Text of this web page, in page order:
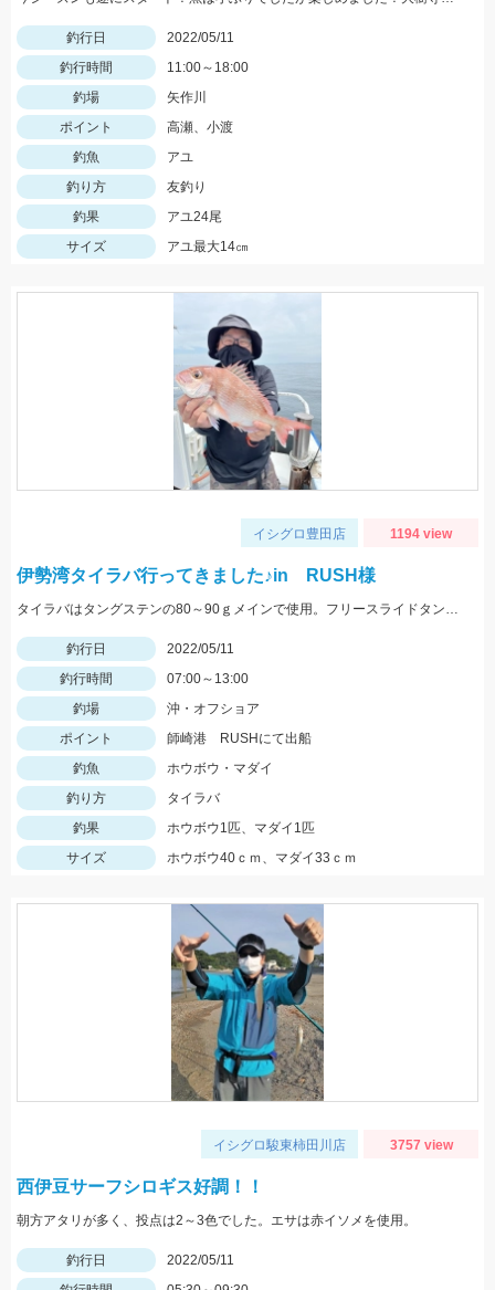
釣行日
2022/05/11
釣行時間
11:00～18:00
釣場
矢作川
ポイント
高瀬、小渡
釣魚
アユ
釣り方
友釣り
釣果
アユ24尾
サイズ
アユ最大14㎝
イシグロ豊田店 1194 view
伊勢湾タイラバ行ってきました♪in RUSH様
タイラバはタングステンの80～90ｇメインで使用。フリースライドタングステンの反応◎ボトムを丁寧に探ることがキモでした。
釣行日
2022/05/11
釣行時間
07:00～13:00
釣場
沖・オフショア
ポイント
師崎港 RUSHにて出船
釣魚
ホウボウ・マダイ
釣り方
タイラバ
釣果
ホウボウ1匹、マダイ1匹
サイズ
ホウボウ40ｃｍ、マダイ33ｃｍ
イシグロ駿東柿田川店 3757 view
西伊豆サーフシロギス好調！！
朝方アタリが多く、投点は2～3色でした。エサは赤イソメを使用。
釣行日
2022/05/11